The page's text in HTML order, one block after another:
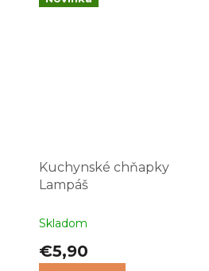
Kuchynské chňapky
Lampáš
Skladom
€5,90